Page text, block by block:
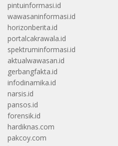
pintuinformasi.id
wawasaninformasi.id
horizonberita.id
portalcakrawala.id
spektruminformasi.id
aktualwawasan.id
gerbangfakta.id
infodinamika.id
narsis.id
pansos.id
forensik.id
hardiknas.com
pakcoy.com